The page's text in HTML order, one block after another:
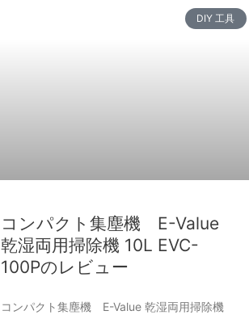
DIY 工具
コンパクト集塵機 E-Value
乾湿両用掃除機 10L EVC-
100Pのレビュー
コンパクト集塵機 E-Value 乾湿両用掃除機